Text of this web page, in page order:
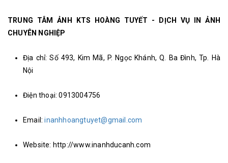
TRUNG TÂM ẢNH KTS HOÀNG TUYẾT - DỊCH VỤ IN ẢNH
CHUYÊN NGHIỆP
Địa chỉ: Số 493, Kim Mã, P. Ngọc Khánh, Q. Ba Đình, Tp. Hà
Nội
Điện thoại: 0913004756
Email:inanhhoangtuyet@gmail.com
Website: http://www.inanhducanh.com